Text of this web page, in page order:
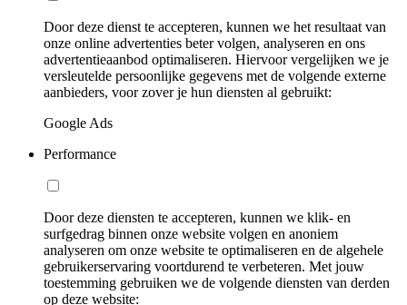
Door deze dienst te accepteren, kunnen we het resultaat van
onze online advertenties beter volgen, analyseren en ons
advertentieaanbod optimaliseren. Hiervoor vergelijken we je
versleutelde persoonlijke gegevens met de volgende externe
aanbieders, voor zover je hun diensten al gebruikt:
Google Ads
Performance
Door deze diensten te accepteren, kunnen we klik- en
surfgedrag binnen onze website volgen en anoniem
analyseren om onze website te optimaliseren en de algehele
gebruikerservaring voortdurend te verbeteren. Met jouw
toestemming gebruiken we de volgende diensten van derden
op deze website: